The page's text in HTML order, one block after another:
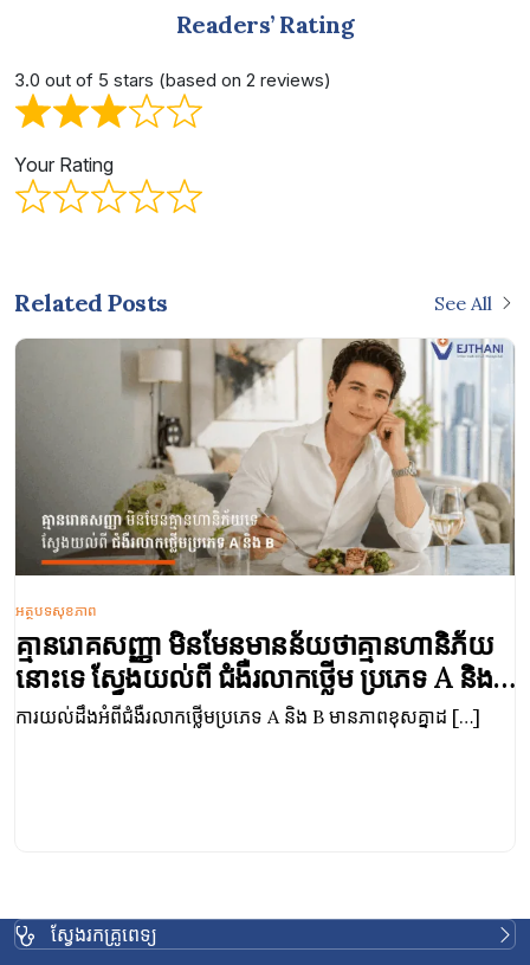
Readers’ Rating
3.0 out of 5 stars (based on 2 reviews)
Your Rating
Related Posts See All
មានហានិភ័យ
រភេទ A និង
ាពខុសគ្នាដ […]
ការឈឺក្នុងជង្គង់ ពិបាកដើរ បណ្ដា
សញ្ញាបែបណាគួរទៅជួបវេជ្ជបណ្ឌិត
ការឈឺក្នុងជង្គង់ គឺជាបញ្ហាមួយក្នុងចំណោមបញ្ហា
ស្វែងរកគ្រូពេទ្យ